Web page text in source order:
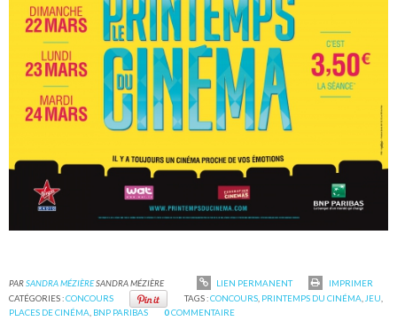
PARSANDRA MÉZIÈRESANDRA MÉZIÈRE LIEN PERMANENT
IMPRIMER
CATÉGORIES :CONCOURS TAGS :CONCOURS, PRINTEMPS DU CINÉMA JEU
PLACES DE CINÉMA BNP PARIBAS 0COMMENTAIRE